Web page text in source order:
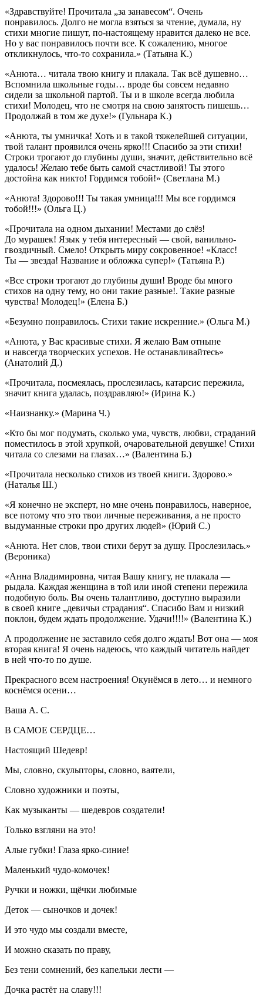
«Здравствуйте! Прочитала „за занавесом“. Очень
понравилось. Долго не могла взяться за чтение, думала, ну
стихи многие пишут, по-настоящему нравится далеко не все.
Но у вас понравилось почти все. К сожалению, многое
откликнулось, что-то сохранила.» (Татьяна К.)
«Анюта… читала твою книгу и плакала. Так всё душевно…
Вспомнила школьные годы… вроде бы совсем недавно
сидели за школьной партой. Ты и в школе всегда любила
стихи! Молодец, что не смотря на свою занятость пишешь…
Продолжай в том же духе!» (Гульнара К.)
«Анюта, ты умничка! Хоть и в такой тяжелейшей ситуации,
твой талант проявился очень ярко!!! Спасибо за эти стихи!
Строки трогают до глубины души, значит, действительно всё
удалось! Желаю тебе быть самой счастливой! Ты этого
достойна как никто! Гордимся тобой!» (Светлана М.)
«Анюта! Здорово!!! Ты такая умница!!! Мы все гордимся
тобой!!!» (Ольга Ц.)
«Прочитала на одном дыхании! Местами до слёз!
До мурашек! Язык у тебя интересный — свой, ванильно-
гвоздичный. Смело! Открыть миру сокровенное! «Класс!
Ты — звезда! Название и обложка супер!» (Татьяна Р.)
«Все строки трогают до глубины души! Вроде бы много
стихов на одну тему, но они такие разные!. Такие разные
чувства! Молодец!» (Елена Б.)
«Безумно понравилось. Стихи такие искренние.» (Ольга М.)
«Анюта, у Вас красивые стихи. Я желаю Вам отныне
и навсегда творческих успехов. Не останавливайтесь»
(Анатолий Д.)
«Прочитала, посмеялась, прослезилась, катарсис пережила,
значит книга удалась, поздравляю!» (Ирина К.)
«Наизнанку.» (Марина Ч.)
«Кто бы мог подумать, сколько ума, чувств, любви, страданий
поместилось в этой хрупкой, очаровательной девушке! Стихи
читала со слезами на глазах…» (Валентина Б.)
«Прочитала несколько стихов из твоей книги. Здорово.»
(Наталья Ш.)
«Я конечно не эксперт, но мне очень понравилось, наверное,
все потому что это твои личные переживания, а не просто
выдуманные строки про других людей» (Юрий С.)
«Анюта. Нет слов, твои стихи берут за душу. Прослезилась.»
(Вероника)
«Анна Владимировна, читая Вашу книгу, не плакала —
рыдала. Каждая женщина в той или иной степени пережила
подобную боль. Вы очень талантливо, доступно выразили
в своей книге „девичьи страдания“. Спасибо Вам и низкий
поклон, будем ждать продолжение. Удачи!!!!» (Валентина К.)
А продолжение не заставило себя долго ждать! Вот она — моя
вторая книга! Я очень надеюсь, что каждый читатель найдет
в ней что-то по душе.
Прекрасного всем настроения! Окунёмся в лето… и немного
коснёмся осени…
Ваша А. С.
В САМОЕ СЕРДЦЕ…
Настоящий Шедевр!
Мы, словно, скульпторы, словно, ваятели,
Словно художники и поэты,
Как музыканты — шедевров создатели!
Только взгляни на это!
Алые губки! Глаза ярко-синие!
Маленький чудо-комочек!
Ручки и ножки, щёчки любимые
Деток — сыночков и дочек!
И это чудо мы создали вместе,
И можно сказать по праву,
Без тени сомнений, без капельки лести —
Дочка растёт на славу!!!